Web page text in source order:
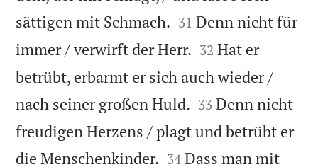
sättigen mit Schmach. 

31 Denn nicht für
immer / verwirft der Herr. 

32 Hat er
betrübt, erbarmt er sich auch wieder /
nach seiner großen Huld. 

33 Denn nicht
freudigen Herzens / plagt und betrübt er
die Menschenkinder. 

34 Dass man mit